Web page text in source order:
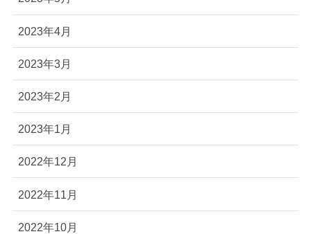
2023年4月
2023年3月
2023年2月
2023年1月
2022年12月
2022年11月
2022年10月